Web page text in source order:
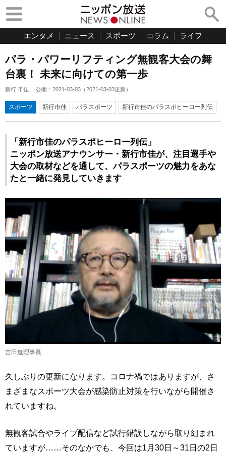
エンタメ ニュース スポーツ コラム ライフ
パラ・パワーリフティング無観客大会の舞
台裏！ 未来に向けての第一歩
新行 市佳 公開： 2021-03-03 （2021-03-03更新）
スポーツ 新行市佳 パラスポーツ 新行市佳のパラスポヒーロー列伝
「新行市佳のパラスポヒーロー列伝」
ニッポン放送アナウンサー・新行市佳が、注目選手や
大会の取材などを通して、パラスポーツの魅力をあな
たと一緒に発見していきます
吉田進理事長
久しぶりの更新になります。コロナ禍ではありますが、さ
まざまなスポーツ大会が感染防止対策を行いながら開催さ
れていますね。
無観客試合やライブ配信など試行錯誤しながら取り組まれ
ていますが……そのなかでも、今回は1月30日～31日の2日